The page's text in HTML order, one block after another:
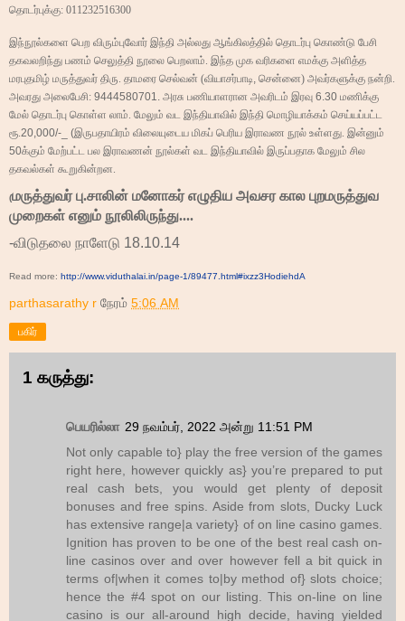
தொடர்புக்கு: 011232516300
இந்நூல்களை பெற விரும்புவோர் இந்தி அல்லது ஆங்கிலத்தில் தொடர்பு கொண்டு பேசி
தகவலறிந்து பணம் செலுத்தி நூலை பெறலாம். இந்த முக வரிகளை எமக்கு அளித்த
மரபுதமிழ் மருத்துவர் திரு. தாமரை செல்வன் (வியாசர்பாடி, சென்னை) அவர்களுக்கு நன்றி.
அவரது அலைபேசி: 9444580701. அரசு பணியாளரான அவரிடம் இரவு 6.30 மணிக்கு
மேல் தொடர்பு கொள்ள லாம். மேலும் வட இந்தியாவில் இந்தி மொழியாக்கம் செய்யப்பட்ட
ரூ.20,000/-_ (இருபதாயிரம் விலையுடைய மிகப் பெரிய இராவண நூல் உள்ளது. இன்னும்
50க்கும் மேற்பட்ட பல இராவணன் நூல்கள் வட இந்தியாவில் இருப்பதாக மேலும் சில
தகவல்கள் கூறுகின்றன.
(மருத்துவர் பு.சாலின் மனோகர் எழுதிய அவசர கால புறமருத்துவ
முறைகள் எனும் நூலிலிருந்து....
-விடுதலை நாளேடு 18.10.14
Read more: http://www.viduthalai.in/page-1/89477.html#ixzz3HodiehdA
parthasarathy r நேரம் 5:06 AM
பகிர்
1 கருத்து:
பெயரில்லா 29 நவம்பர், 2022 அன்று 11:51 PM
Not only capable to} play the free version of the games
right here, however quickly as} you’re prepared to put
real cash bets, you would get plenty of deposit
bonuses and free spins. Aside from slots, Ducky Luck
has extensive range|a variety} of on line casino games.
Ignition has proven to be one of the best real cash on-
line casinos over and over however fell a bit quick in
terms of|when it comes to|by method of} slots choice;
hence the #4 spot on our listing. This on-line on line
casino is our all-around high decide, having yielded